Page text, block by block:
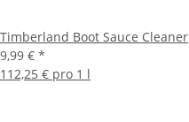
Timberland Boot Sauce Cleaner
9,99 € *
112,25 € pro 1 l